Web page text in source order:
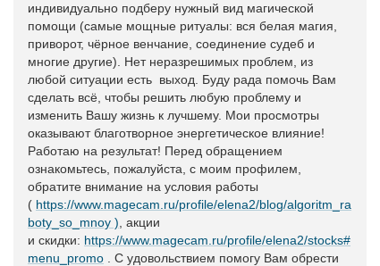
индивидуально подберу нужный вид магической
помощи (самые мощные ритуалы: вся белая магия,
приворот, чёрное венчание, соединение судеб и
многие другие). Нет неразрешимых проблем, из
любой ситуации есть выход. Буду рада помочь Вам
сделать всё, чтобы решить любую проблему и
изменить Вашу жизнь к лучшему. Мои просмотры
оказывают благотворное энергетическое влияние!
Работаю на результат! Перед обращением
ознакомьтесь, пожалуйста, с моим профилем,
обратите внимание на условия работы
( https://www.magecam.ru/profile/elena2/blog/algoritm_ra
boty_so_mnoy ) , акции
и скидки: https://www.magecam.ru/profile/elena2/stocks#
menu_promo . С удовольствием помогу Вам обрести